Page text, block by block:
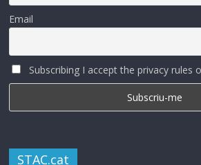
Email
Subscribing I accept the privacy rules
STAC.cat